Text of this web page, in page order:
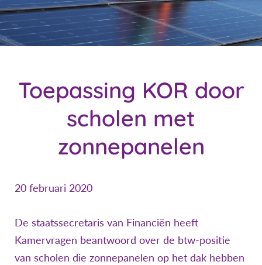
Toepassing KOR door
scholen met
zonnepanelen
20 februari 2020
De staatssecretaris van Financiën heeft
Kamervragen beantwoord over de btw-positie
van scholen die zonnepanelen op het dak hebben